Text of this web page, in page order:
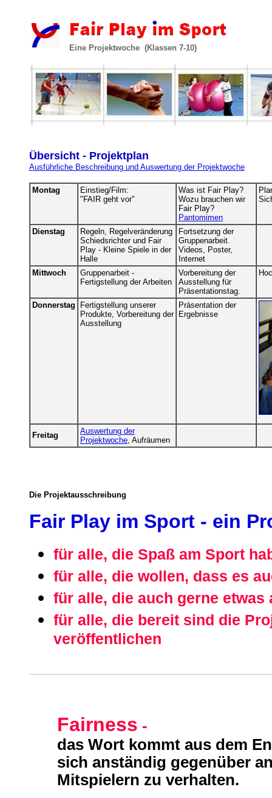
Eine Projektwoche (Klassen 7-10)
Übersicht - Projektplan
Ausführliche Beschreibung und Auswertung der Projektwoche
Montag
Einstieg/Film:
"FAIR geht vor"
Was ist Fair Play?
Wozu brauchen wir
Fair Play?
Pantomimen
Dienstag
Regeln, Regelveränderung
Schiedsrichter und Fair
Play - Kleine Spiele in der
Halle
Fortsetzung der
Gruppenarbeit.
Videos, Poster,
Internet
.
Mittwoch
Gruppenarbeit -
Fertigstellung der Arbeiten
Vorbereitung der
Ausstellung für
Präsentationstag.
Donnerstag
Fertigstellung unserer
Produkte, Vorbereitung der
Ausstellung
Präsentation der
Ergebnisse
Freitag
Auswertung der
Projektwoche, Aufräumen . .
Die Projektausschreibung
Fair Play im Sport - ein
für alle, die Spaß am Sport
für alle, die wollen, dass es
für alle, die auch gerne etwas
für alle, die bereit sind die
veröffentlichen
Fairness -
das Wort kommt aus dem
sich anständig gegenüber
Mitspielern zu verhalten.